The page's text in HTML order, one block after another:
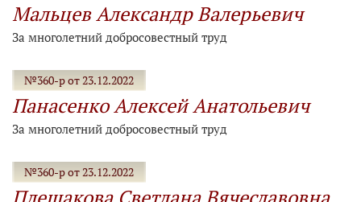
Мальцев Александр Валерьевич
За многолетний добросовестный труд
№360-р от 23.12.2022
Панасенко Алексей Анатольевич
За многолетний добросовестный труд
№360-р от 23.12.2022